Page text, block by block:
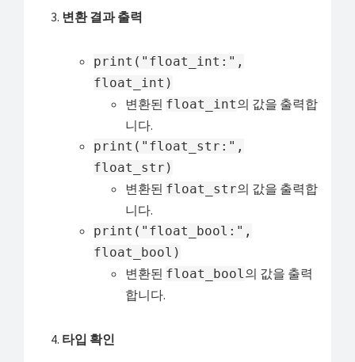
변환 결과 출력
print("float_int:",
float_int)
변환된 float_int의 값을 출력합
니다.
print("float_str:",
float_str)
변환된 float_str의 값을 출력합
니다.
print("float_bool:",
float_bool)
변환된 float_bool의 값을 출력
합니다.
타입 확인